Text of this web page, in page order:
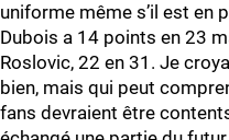
uniforme même s’il est en
Dubois a 14 points en 23
Roslovic, 22 en 31. Je
bien, mais qui peut
fans devraient être